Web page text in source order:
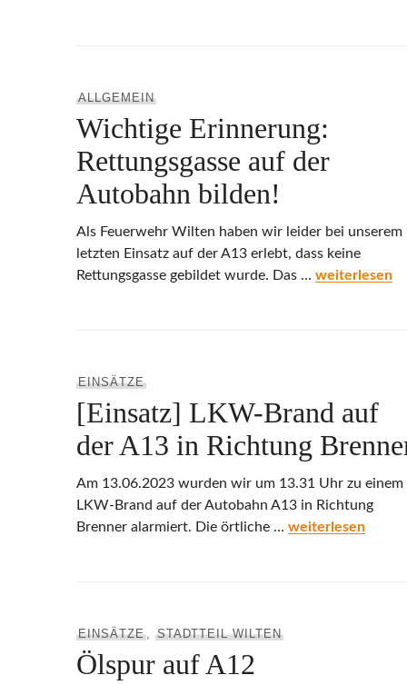
ALLGEMEIN
Wichtige Erinnerung:
Rettungsgasse auf der
Autobahn bilden!
Als Feuerwehr Wilten haben wir leider bei unserem
letzten Einsatz auf der A13 erlebt, dass keine
Rettungsgasse gebildet wurde. Das … Wichtige
weiterlesen
EINSÄTZE
[Einsatz] LKW-Brand auf
der A13 in Richtung
Am 13.06.2023 wurden wir um 13.31 Uhr zu einem
LKW-Brand auf der Autobahn A13 in Richtung
Brenner alarmiert. Die örtliche … [Einsatz] LKW-
weiterlesen
EINSÄTZE, STADTTEIL WILTEN
Ölspur auf A12